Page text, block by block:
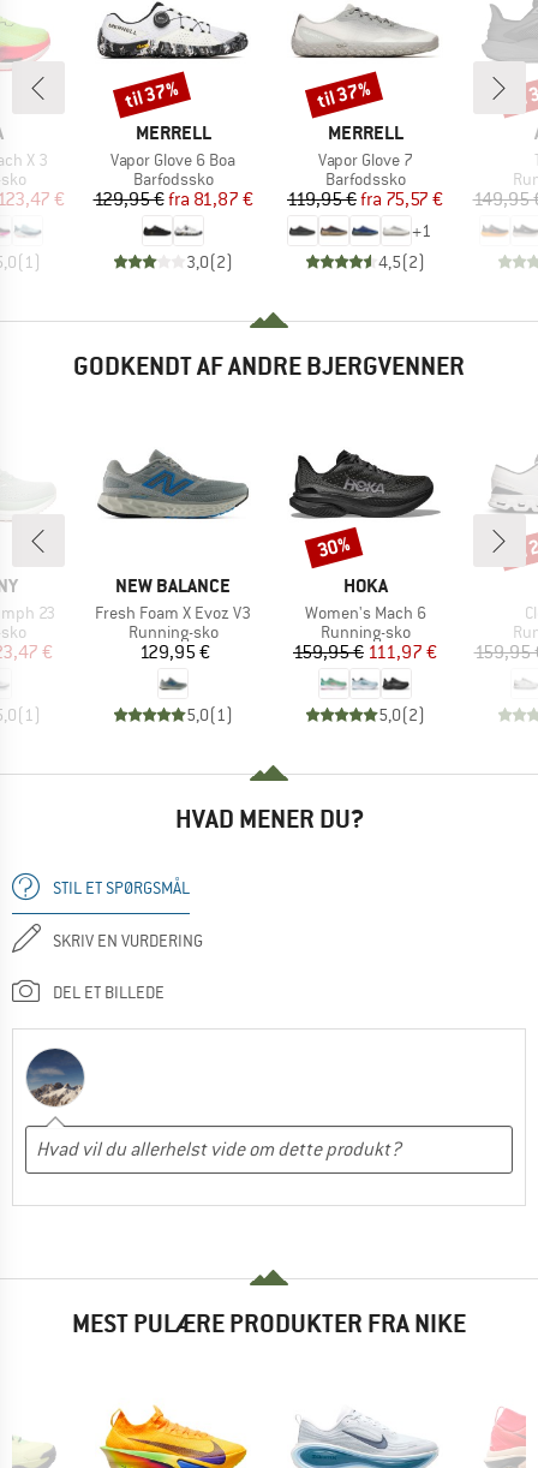
X 3
pris
€
(1 )
MÆRKE
MERRELL
Artikel
Vapor Glove 6 Boa
Produktgruppe
Barfodssko
Pris
129,95 € Nedsat pris
fra 81,87 €
3,0(2)
Rabat
til 37%
MÆRKE
MERRELL
Artikel
Vapor Glove 7
Produktgruppe
Barfodssko
Pris
119,95 € Nedsat pris
fra 75,57 €
+1
4,5(2)
Rabat
til 37%
149,95
GODKENDT AF ANDRE BJERGVENNER
23
pris
€
(1)
MÆRKE
NEW BALANCE
Artikel
Fresh Foam X Evoz V3
Produktgruppe
Running-sko
Pris
129,95 €
5,0(1)
MÆRKE
HOKA
Artikel
Women's Mach 6
Produktgruppe
Running-sko
Pris
159,95 €Nedsat pris
111,97 €
5,0(2)
Rabat
30%
159,95
HVAD MENER DU?
STIL ET SPØRGSMÅL
SKRIV EN VURDERING
DEL ET BILLEDE
MEST PULÆRE PRODUKTER FRA NIKE